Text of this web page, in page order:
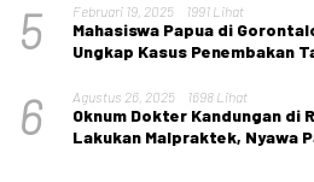
5 Februari 19, 2025 1991 Lihat
Mahasiswa Papua di
Ungkap Kasus Penembakan
6 Agustus 26, 2025 1698 Lihat
Oknum Dokter Kandungan di
Lakukan Malpraktek, Nyawa